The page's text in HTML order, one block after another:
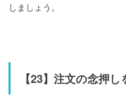
しましょう。
【23】注文の念押し